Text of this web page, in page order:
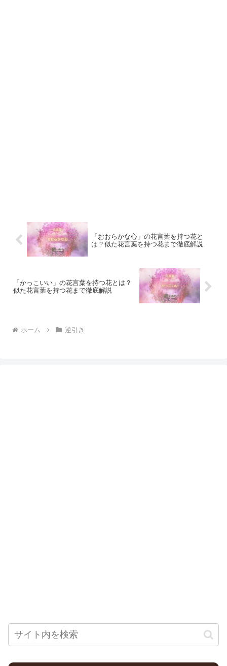
「おおらかな心」の花言葉を持つ花と
は？似た花言葉を持つ花まで徹底解説
「かっこいい」の花言葉を持つ花とは？
似た花言葉を持つ花まで徹底解説
ホーム 逆引き